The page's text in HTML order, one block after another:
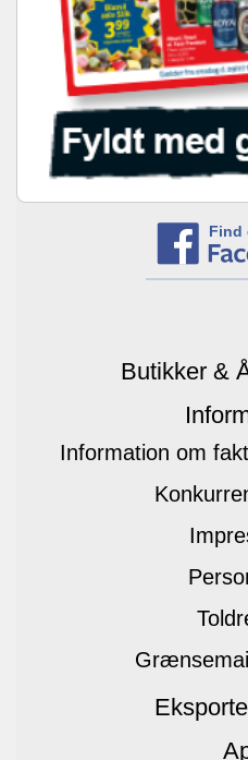
Find
Butikker &
Information om